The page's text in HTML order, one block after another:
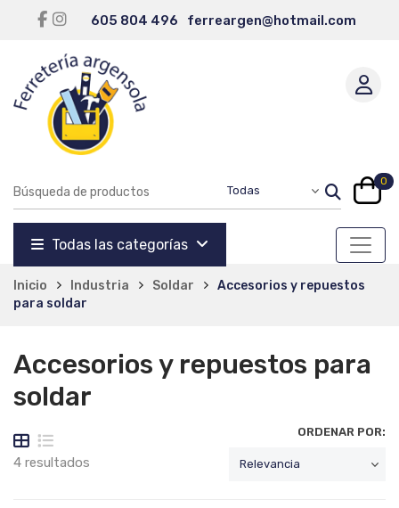
605 804 496 ferreargen@hotmail.com
0
Todas las categorías
Inicio Industria Soldar
Accesorios y repuestos
para soldar
Accesorios y repuestos para
soldar
4 resultados
ORDENAR POR: